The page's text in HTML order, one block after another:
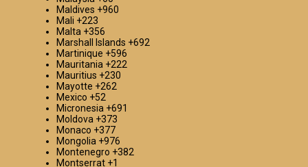
Maldives +960
Mali +223
Malta +356
Marshall Islands +692
Martinique +596
Mauritania +222
Mauritius +230
Mayotte +262
Mexico +52
Micronesia +691
Moldova +373
Monaco +377
Mongolia +976
Montenegro +382
Montserrat +1